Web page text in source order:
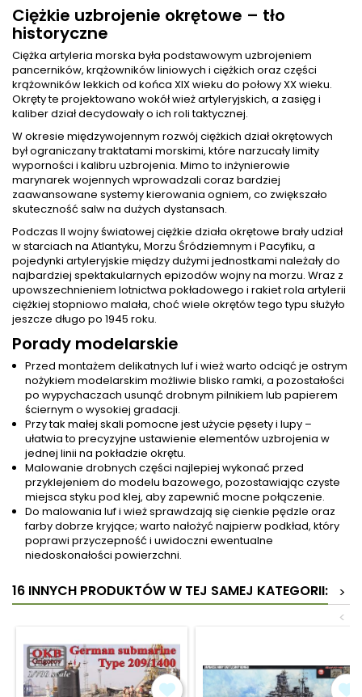
Ciężkie uzbrojenie okrętowe – tło
historyczne
Ciężka artyleria morska była podstawowym uzbrojeniem
pancerników, krążowników liniowych i ciężkich oraz części
krążowników lekkich od końca XIX wieku do połowy XX wieku.
Okręty te projektowano wokół wież artyleryjskich, a zasięg i
kaliber dział decydowały o ich roli taktycznej.
W okresie międzywojennym rozwój ciężkich dział okrętowych
był ograniczany traktatami morskimi, które narzucały limity
wyporności i kalibru uzbrojenia. Mimo to inżynierowie
marynarek wojennych wprowadzali coraz bardziej
zaawansowane systemy kierowania ogniem, co zwiększało
skuteczność salw na dużych dystansach.
Podczas II wojny światowej ciężkie działa okrętowe brały udział
w starciach na Atlantyku, Morzu Śródziemnym i Pacyfiku, a
pojedynki artyleryjskie między dużymi jednostkami należały do
najbardziej spektakularnych epizodów wojny na morzu. Wraz z
upowszechnieniem lotnictwa pokładowego i rakiet rola artylerii
ciężkiej stopniowo malała, choć wiele okrętów tego typu służyło
jeszcze długo po 1945 roku.
Porady modelarskie
Przed montażem delikatnych luf i wież warto odciąć je ostrym
nożykiem modelarskim możliwie blisko ramki, a pozostałości
po wypychaczach usunąć drobnym pilnikiem lub papierem
ściernym o wysokiej gradacji.
Przy tak małej skali pomocne jest użycie pęsety i lupy –
ułatwia to precyzyjne ustawienie elementów uzbrojenia w
jednej linii na pokładzie okrętu.
Malowanie drobnych części najlepiej wykonać przed
przyklejeniem do modelu bazowego, pozostawiając czyste
miejsca styku pod klej, aby zapewnić mocne połączenie.
Do malowania luf i wież sprawdzają się cienkie pędzle oraz
farby dobrze kryjące; warto nałożyć najpierw podkład, który
poprawi przyczepność i uwidoczni ewentualne
niedoskonałości powierzchni.
16 INNYCH PRODUKTÓW W TEJ SAMEJ KATEGORII:
>
<